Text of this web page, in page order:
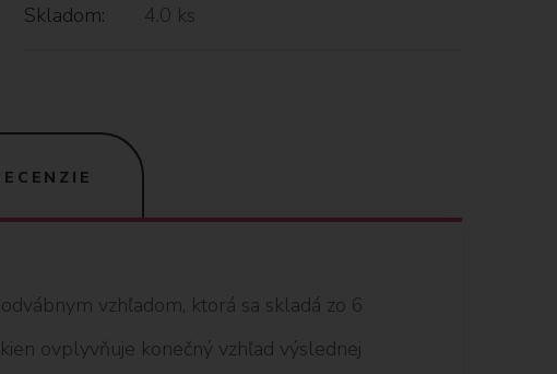
Skladom: 4.0 ks
vzhľadom, ktorá sa skladá zo 6
ovplyvňuje konečný vzhľad výslednej